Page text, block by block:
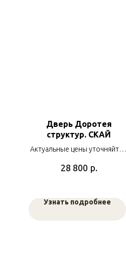
Дверь Доротея
структур. СКАЙ
Актуальные цены уточняйте у
28 800 р.
Узнать подробнее